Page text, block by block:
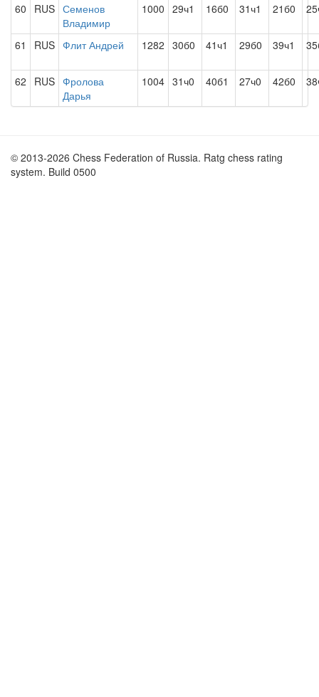
60 RUS Семенов
Владимир
1000 29ч1 16б0 31ч1 21б0
61 RUS Флит Андрей 1282 30б0 41ч1 29б0 39ч1
62 RUS Фролова
Дарья
1004 31ч0 40б1 27ч0 42б0
© 2013-2026 Chess Federation of Russia. Ratg chess rating
system. Build 0500